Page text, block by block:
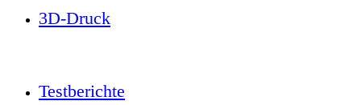
3D-Druck
Testberichte